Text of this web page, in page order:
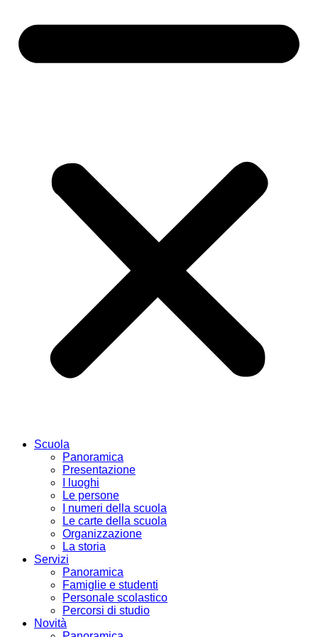
Scuola
Panoramica
Presentazione
I luoghi
Le persone
I numeri della scuola
Le carte della scuola
Organizzazione
La storia
Servizi
Panoramica
Famiglie e studenti
Personale scolastico
Percorsi di studio
Novità